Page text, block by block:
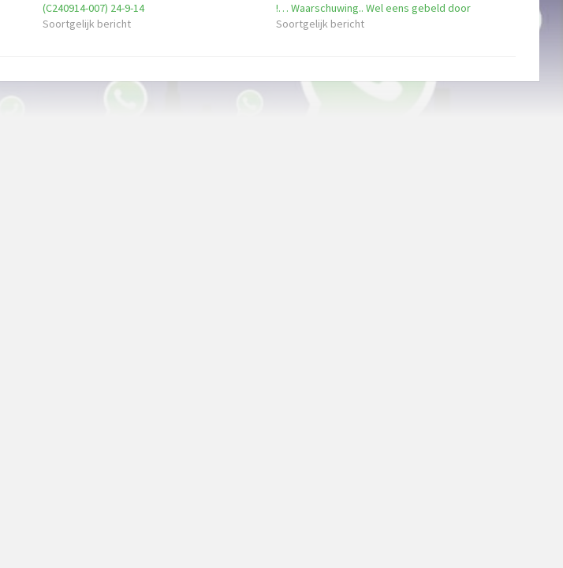
(C240914-007) 24-9-14
Soortgelijk bericht
!… Waarschuwing.. Wel eens gebeld door
Soortgelijk bericht